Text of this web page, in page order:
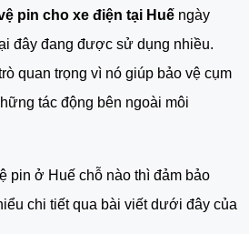
pin cho xe điện tại Huế ngày
đây đang được sử dụng nhiều.
quan trọng vì nó giúp bảo vệ cụm
tác động bên ngoài môi
pin ở Huế chỗ nào thì đảm bảo
chi tiết qua bài viết dưới đây của